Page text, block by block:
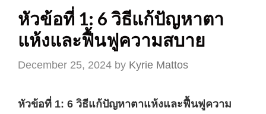
หัวข้อที่ 1: 6 วิธีแก้ปัญหาตา
แห้งและฟื้นฟูความสบาย
December 25, 2024 by Kyrie Mattos
หัวข้อที่ 1: 6 วิธีแก้ปัญหาตาแห้งและฟื้นฟูความ